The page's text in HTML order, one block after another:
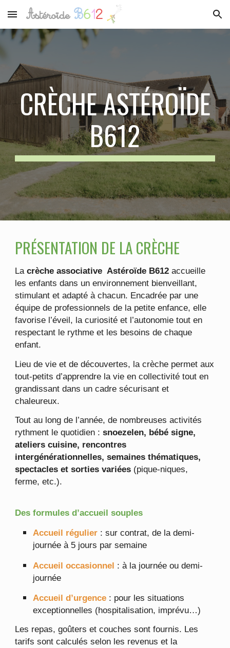
Skip to main content Skip to navigation
CRÈCHE ASTÉROÏDE
B612
PRÉSENTATION DE LA CRÈCHE
Lacrèche associative Astéroïde B612 accueille
les enfants dans un environnement bienveillant,
stimulant et adapté à chacun. Encadrée par une
équipe de professionnels de la petite enfance, elle
favorise l’éveil, la curiosité et l’autonomie tout en
respectant le rythme et les besoins de chaque
enfant.
Lieu de vie et de découvertes, la crèche permet aux
tout-petits d’apprendre la vie en collectivité tout en
grandissant dans un cadre sécurisant et
chaleureux.
Tout au long de l’année, de nombreuses activités
rythment le quotidien :snoezelen, bébé signe,
ateliers cuisine, rencontres
intergénérationnelles, semaines thématiques,
spectacles et sorties variées (pique-niques,
ferme, etc.).
Des formules d’accueil souples
Accueil régulier : sur contrat, de la demi-
journée à 5 jours par semaine
Accueil occasionnel : à la journée ou demi-
journée
Accueil d’urgence : pour les situations
exceptionnelles (hospitalisation, imprévu…)
Les repas, goûters et couches sont fournis. Les
tarifs sont calculés selon les revenus et la